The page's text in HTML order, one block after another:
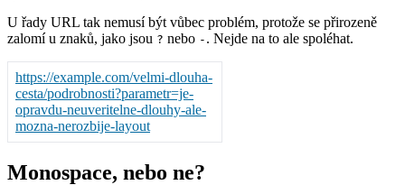
U řady URL tak nemusí být vůbec problém, protože se přirozeně
zalomí u znaků, jako jsou ? nebo - . Nejde na to ale spoléhat.
https://example.com/velmi-dlouha-
cesta/podrobnosti?parametr=je-
opravdu-neuveritelne-dlouhy-ale-
mozna-nerozbije-layout
Monospace, nebo ne?